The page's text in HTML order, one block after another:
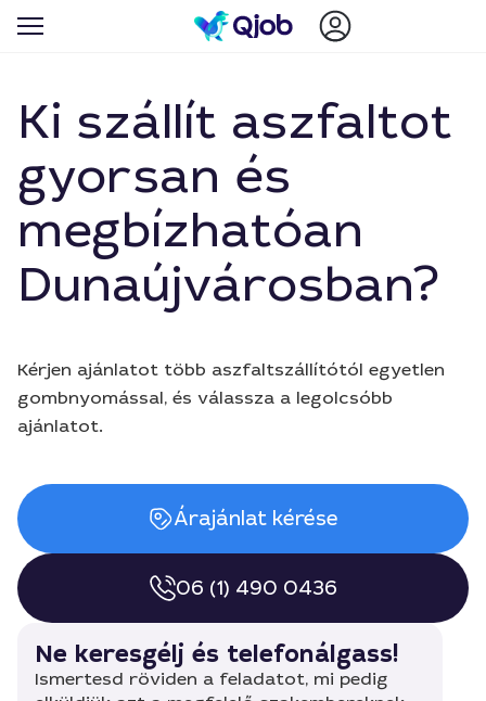
Ki szállít aszfaltot
gyorsan és
megbízhatóan
Dunaújvárosban?
Kérjen ajánlatot több aszfaltszállítótól egyetlen
gombnyomással, és válassza a legolcsóbb
ajánlatot.
Árajánlat kérése
06 (1) 490 0436
Ne keresgélj és telefonálgass!
Ismertesd röviden a feladatot, mi pedig